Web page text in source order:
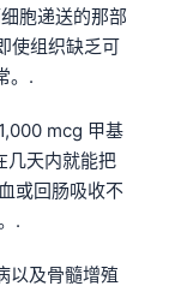
胞递送的那部
使组织缺乏可
。.
mcg 甲基
几天内就能把
或回肠吸收不
.
以及骨髓增殖